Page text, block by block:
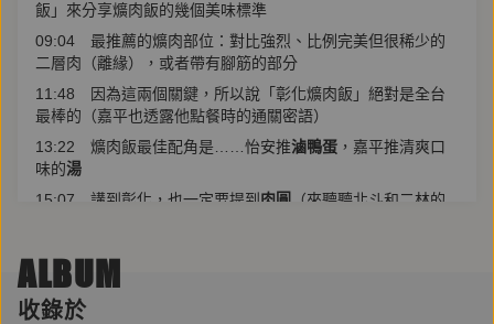
飯」來分享爌肉飯的幾個美味標準
09:04 最推薦的爌肉部位：對比強烈、比例完美但很稀少的
二層肉（離緣），或者帶有腳筋的部分
11:48 因為這兩個關鍵，所以說「彰化爌肉飯」絕對是全台
最棒的（嘉平也透露他點餐時的通關密語）
13:22 爌肉飯最佳配角是……怡安推滷鴨蛋 ，嘉平推清爽口
味的湯
15:07 講到彰化，也一定要提到肉圓 （來聽聽北斗和二林的
延伸聆聽：
美食茶水間EP18
ALBUM
收錄於